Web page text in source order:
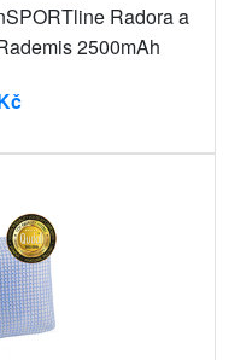
Radora a
2500mAh